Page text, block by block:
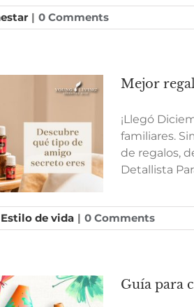
| 0 Comments
Mejor
¡Llegó
familiares.
de regalos,
Detallista
Estilo de vida | 0 Comments
Guía para